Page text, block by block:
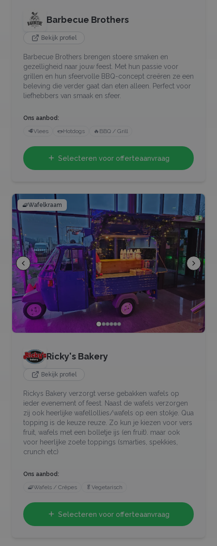
Barbecue Brothers
Bekijk profiel
Barbecue Brothers brengen stoere smaken en
gezelligheid naar jouw feest. Met hun passie voor
grillen en hun sfeervolle BBQ-concept creëren ze een
beleving die verder gaat dan eten alleen. Perfect voor
liefhebbers van smaak en sfeer.
Ons aanbod:
🥩Vlees 🌭Hotdogs 🔥 BBQ / Grill
Selecteren voor offerteaanvraag
🧇Wafelkraam
Ricky's Bakery
Bekijk profiel
Rickys Bakery verzorgt verse gebakken wafels op
ieder evenement of feest. Naast de wafels verzorgen
zij ook heerlijke wafellollies/wafels op een stokje. Qua
topping is de keuze reuze. Zo kun je kiezen voor vers
fruit, wafels met een bolletje ijs (en fruit). maar ook
voor heerlijke zoete toppings (smarties, spekkies,
crunch etc)
Ons aanbod:
🧇Wafels / Crêpes 🥬 Vegetarisch
Selecteren voor offerteaanvraag